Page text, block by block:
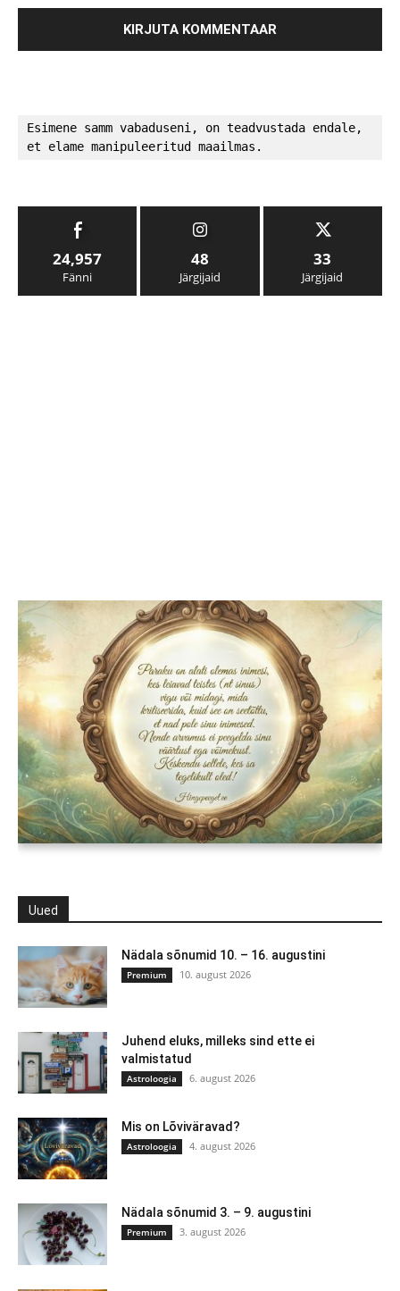
Esimene samm vabaduseni, on teadvustada endale,
et elame manipuleeritud maailmas.
24,957
Fänni
48
Järgijaid
33
Järgijaid
Uued
Nädala sõnumid 10. – 16. augustini
Premium 10. august 2026
Juhend eluks, milleks sind ette ei
valmistatud
Astroloogia 6. august 2026
Mis on Lõviväravad?
Astroloogia 4. august 2026
Nädala sõnumid 3. – 9. augustini
Premium 3. august 2026